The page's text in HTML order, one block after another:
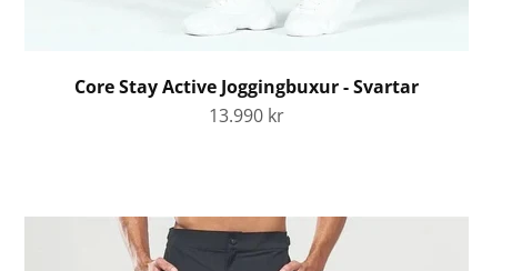
Core Stay Active Joggingbuxur - Svartar
Tilboðsverð
13.990 kr